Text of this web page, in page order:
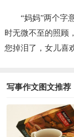
“妈妈”两个字
时无微不至的照顾
您掉泪了，女儿喜
写事作文图文推荐